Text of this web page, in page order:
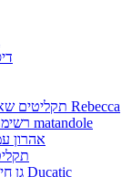
Rebecca תקליטים שאני מחפשת מאת Rebecca
רשימת הקניות (מבוקשים) מאת matandole
אהרון
גן חיות להשיג (מבוקשים) מאת Ducatic